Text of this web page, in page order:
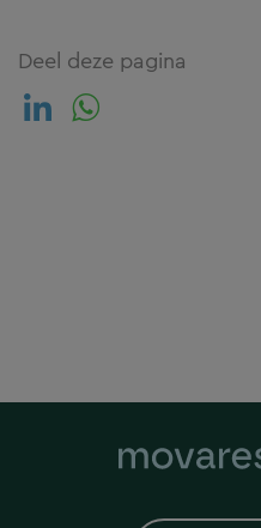
Deel deze pagina